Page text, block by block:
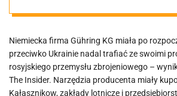
zakładach
mimo
Niemiecka firma Gühring KG miała po
przeciwko Ukrainie nadal trafiać ze swoimi
rosyjskiego przemysłu zbrojeniowego –
The Insider. Narzędzia producenta miały
Kałasznikow, zakłady lotnicze i